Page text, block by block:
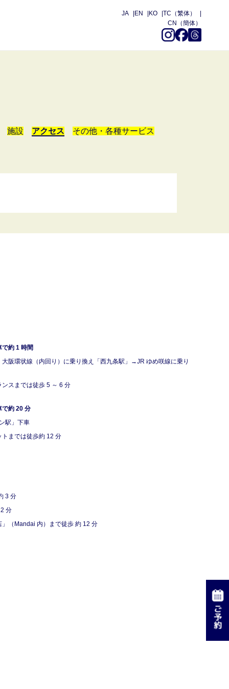
JA EN KO
TC（繁体）
CN（簡体）
施設 アクセス その他・各種サービス
約 1 時間
阪環状線（内回り）に乗り換え「西九条駅」→JR ゆめ咲線に乗り
スまでは徒歩 5 ～ 6 分
約 20 分
駅」下車
までは徒歩約 12 分
3 分
分
（Mandai 内）まで徒歩 約 12 分